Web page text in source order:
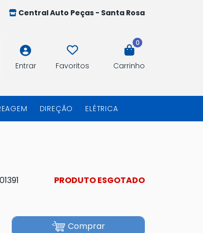
Central Auto Peças - Santa Rosa
Entrar Favoritos
0
Carrinho
DIREÇÃO ELÉTRICA
PRODUTO ESGOTADO
Comprar